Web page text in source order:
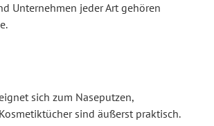
Unternehmen jeder Art gehören
sich zum Naseputzen,
sind äußerst praktisch.